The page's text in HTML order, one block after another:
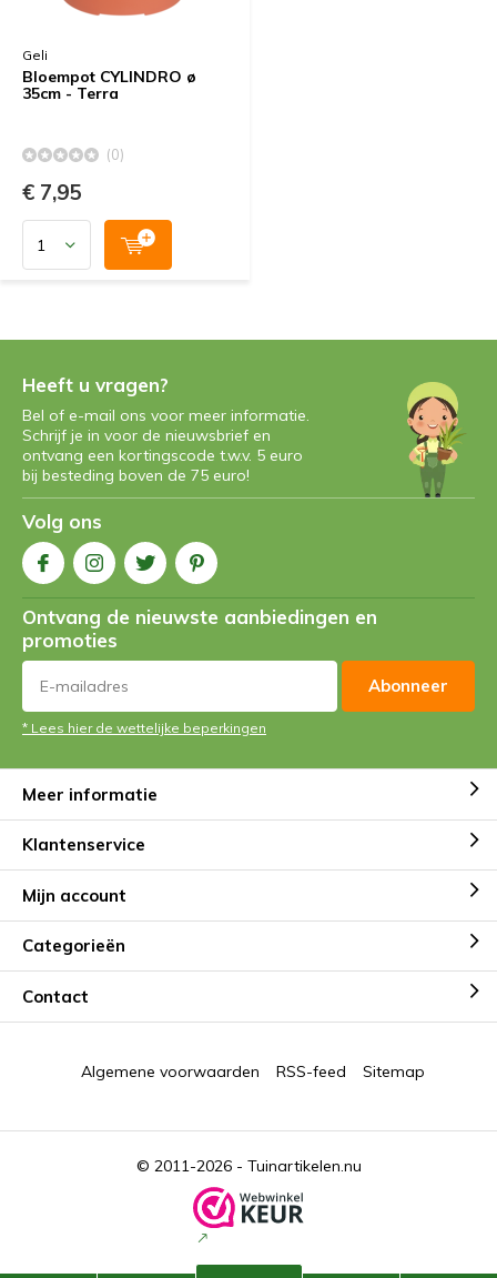
Geli
Bloempot CYLINDRO ø
35cm - Terra
(0)
€ 7,95
Heeft u vragen?
Bel of e-mail ons voor meer informatie.
Schrijf je in voor de nieuwsbrief en
ontvang een kortingscode t.w.v. 5 euro
bij besteding boven de 75 euro!
Volg ons
Ontvang de nieuwste aanbiedingen en
promoties
Abonneer
* Lees hier de wettelijke beperkingen
Meer informatie
Klantenservice
Mijn account
Categorieën
Contact
© 2011-2026 - Tuinartikelen.nu
Algemene voorwaarden RSS-feed Sitemap